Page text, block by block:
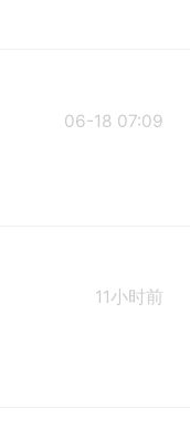
06-18 07:09
11小时前